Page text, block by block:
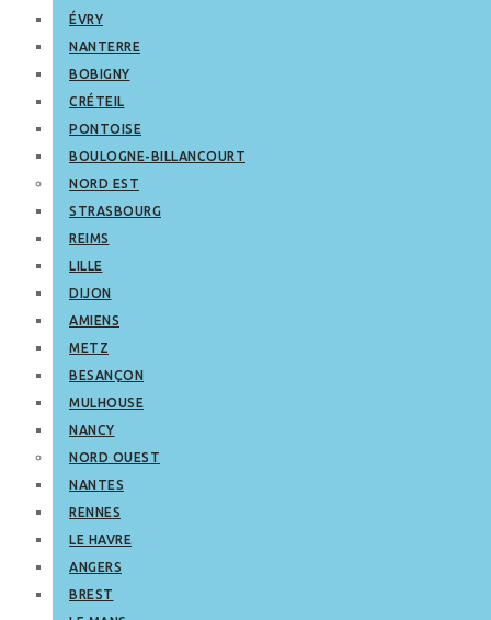
ÉVRY
NANTERRE
BOBIGNY
CRÉTEIL
PONTOISE
BOULOGNE-BILLANCOURT
NORD EST
STRASBOURG
REIMS
LILLE
DIJON
AMIENS
METZ
BESANÇON
MULHOUSE
NANCY
NORD OUEST
NANTES
RENNES
LE HAVRE
ANGERS
BREST